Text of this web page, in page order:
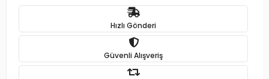
Hızlı Gönderi
Güvenli Alışveriş